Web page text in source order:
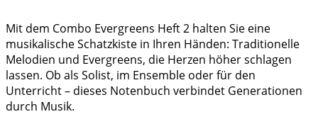
Mit dem Combo Evergreens Heft 2 halten Sie eine
musikalische Schatzkiste in Ihren Händen: Traditionelle
Melodien und Evergreens, die Herzen höher schlagen
lassen. Ob als Solist, im Ensemble oder für den
Unterricht – dieses Notenbuch verbindet Generationen
durch Musik.